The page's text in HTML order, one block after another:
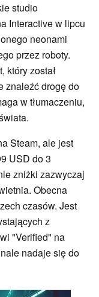
studio
Interactive w lipcu
neonami
przez roboty.
który został
znaleźć drogę do
w tłumaczeniu,
Steam, ale jest
USD do 3
zniżki zazwyczaj
Obecna
czasów. Jest
z
"Verified" na
nadaje się do